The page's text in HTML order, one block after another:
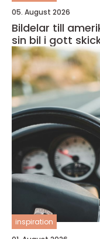
05. August 2026
Bildelar till
sin bil i gott
inspiration